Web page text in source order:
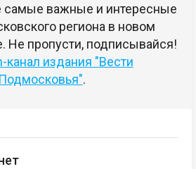
самые важные и интересные
региона в новом
Не пропусти, подписывайся!
канал издания "Вести
Подмосковья".